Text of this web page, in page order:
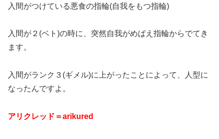
入間がつけている悪食の指輪(自我をもつ指輪)
入間が２(ベト)の時に、突然自我がめばえ指輪からでてき
ます。
入間がランク３(ギメル)に上がったことによって、人型に
なったんですよ。
アリクレッド＝arikured